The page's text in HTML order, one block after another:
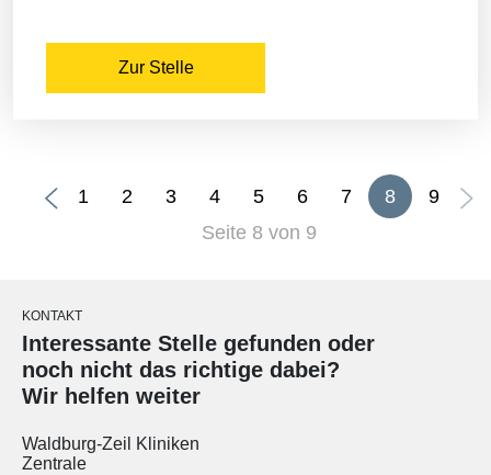
Zur Stelle
1 2 3 4 5 6 7 8
9
Seite 8 von 9
KONTAKT
Interessante Stelle gefunden oder
noch nicht das richtige dabei?
Wir helfen weiter
Waldburg-Zeil Kliniken
Zentrale